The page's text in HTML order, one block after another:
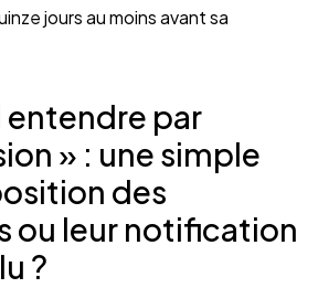
jours au moins avant sa
par
» : une simple
des
ou leur notification
?